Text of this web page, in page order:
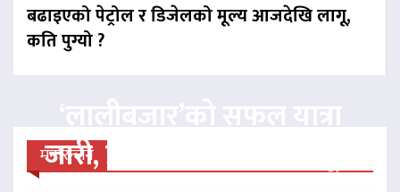
बढाइएको पेट्रोल र डिजेलको मूल्य आजदेखि लागू,
कति पुग्यो ?
मनोरन्जन
जारी, प्रदर्शनको ५१औँ दिन पूरा